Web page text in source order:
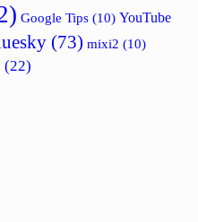
Google Tips (10) YouTube
(73) mixi2 (10)
(22)